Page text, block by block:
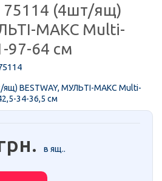
75114 (4шт/ящ)
МАКС Multi-
97-64 см
BESTWAY, МУЛЬТІ-МАКС Multi-
34-36,5 см
в ящ..